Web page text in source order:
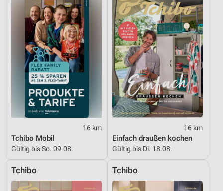
16 km
Tchibo Mobil
Gültig bis So. 09.08.
16 km
Einfach draußen kochen
Gültig bis Di. 18.08.
Tchibo Tchibo
Nicht-IAB-Verarbeitungszwecke:
Notwendig
Performance
Funktional
Werbung